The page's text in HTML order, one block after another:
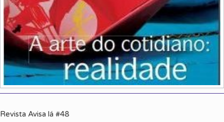
Revista Avisa lá #48